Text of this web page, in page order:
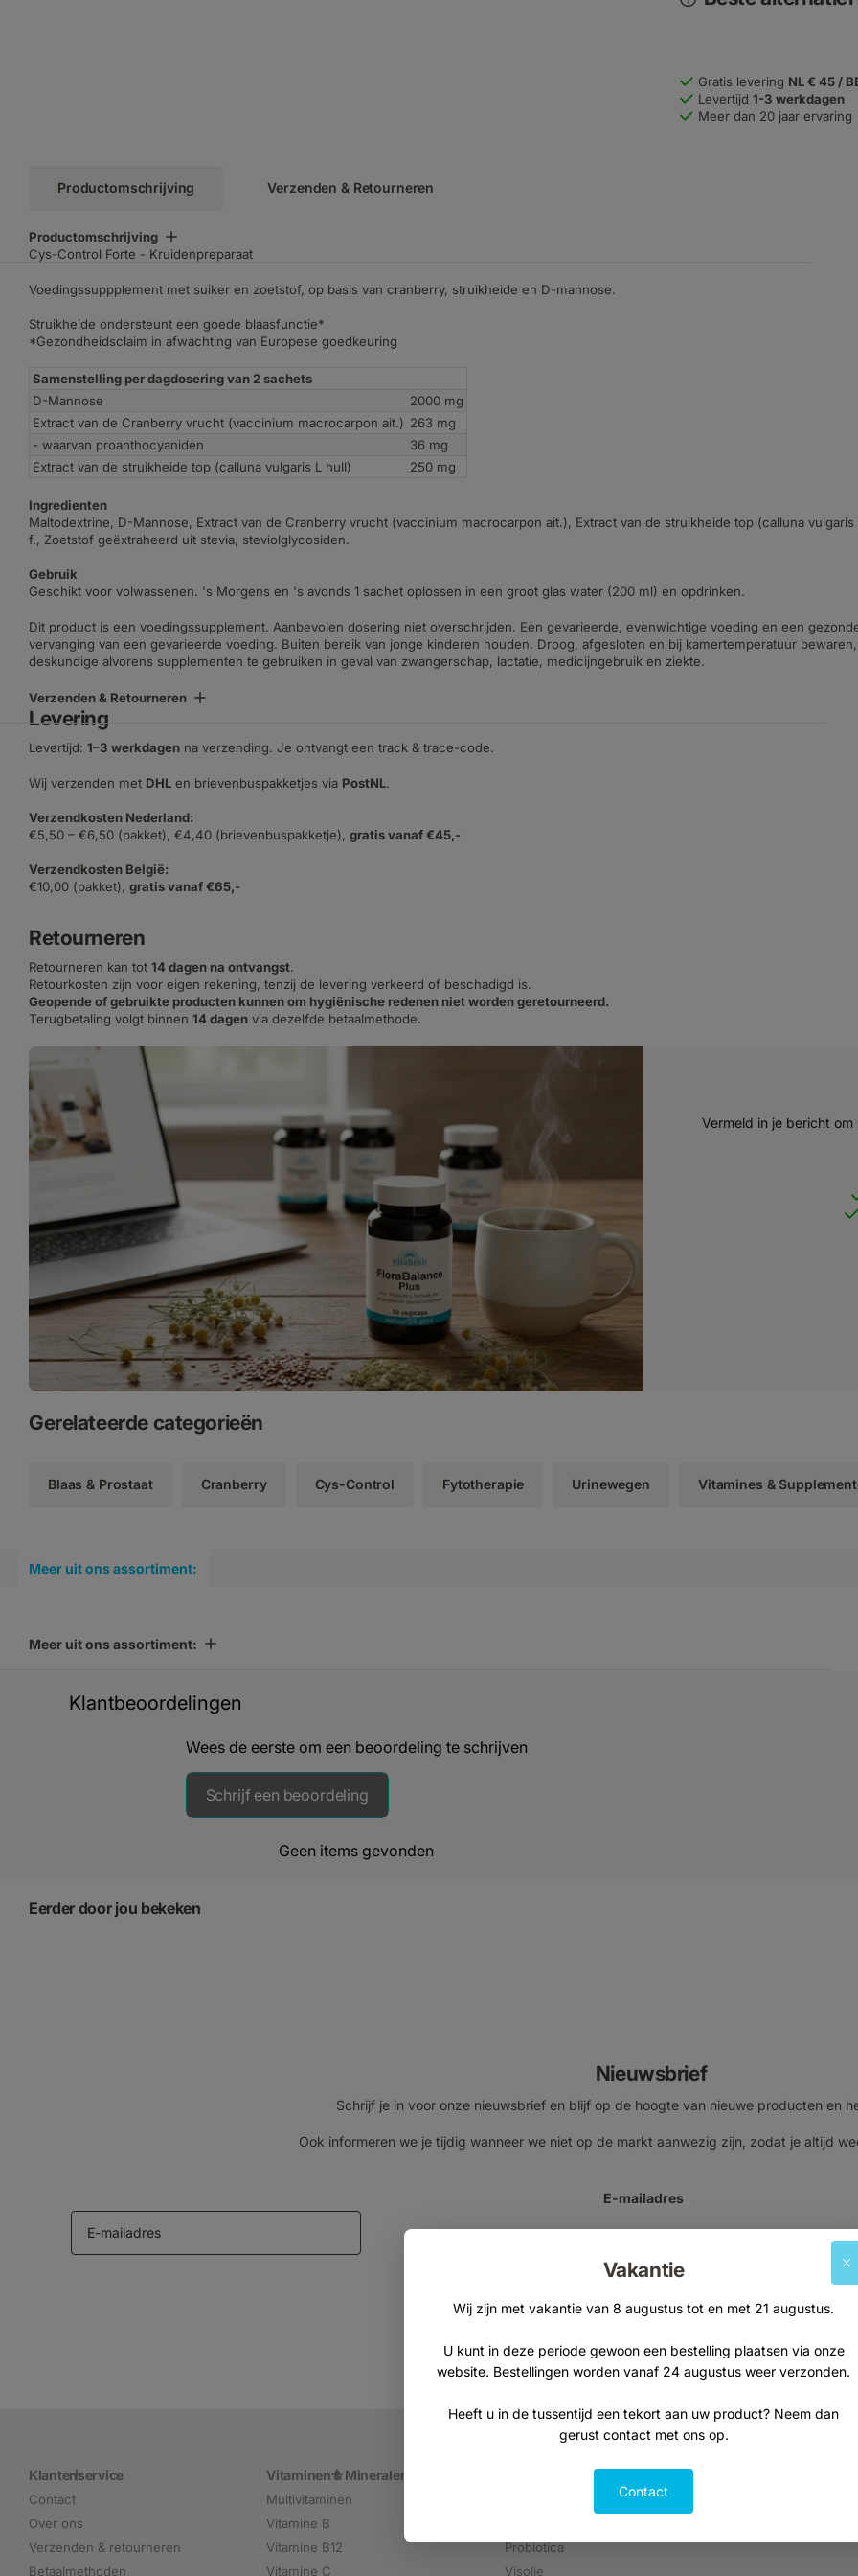
Vakantie
Wij zijn met vakantie van 8 augustus tot en met 21 augustus.
U kunt in deze periode gewoon een bestelling plaatsen via onze
website. Bestellingen worden vanaf 24 augustus weer verzonden.
Heeft u in de tussentijd een tekort aan uw product? Neem dan
gerust contact met ons op.
Contact
Gratis levering NL € 45 /
Levertijd1-3 werkdagen
Meer dan 20 jaar ervaring
Productomschrijving Verzenden & Retourneren
Productomschrijving
Cys-Control Forte - Kruidenpreparaat
Voedingssuppplement met suiker en zoetstof, op basis van cranberry, struikheide en D-mannose.
Struikheide ondersteunt een goede blaasfunctie*
*Gezondheidsclaim in afwachting van Europese goedkeuring
Samenstelling per dagdosering van 2 sachets
D-Mannose
2000 mg
Extract van de Cranberry vrucht (vaccinium macrocarpon ait.) 263 mg
- waarvan proanthocyaniden
36 mg
Extract van de struikheide top (calluna vulgaris L hull)
250 mg
Ingredienten
Maltodextrine, D-Mannose, Extract van de Cranberry vrucht (vaccinium macrocarpon ait.), Extract van de struikheide top (calluna
f., Zoetstof geëxtraheerd uit stevia, steviolglycosiden.
Gebruik
Geschikt voor volwassenen. 's Morgens en 's avonds 1 sachet oplossen in een groot glas water (200 ml) en opdrinken.
Dit product is een voedingssupplement. Aanbevolen dosering niet overschrijden. Een gevarieerde, evenwichtige voeding en een
vervanging van een gevarieerde voeding. Buiten bereik van jonge kinderen houden. Droog, afgesloten en bij kamertemperatuur
deskundige alvorens supplementen te gebruiken in geval van zwangerschap, lactatie, medicijngebruik en ziekte.
Verzenden & Retourneren
Levering
Levertijd: 1–3 werkdagen na verzending. Je ontvangt een track & trace-code.
Wij verzenden met DHL en brievenbuspakketjes via PostNL.
Verzendkosten Nederland:
€5,50 – €6,50 (pakket), €4,40 (brievenbuspakketje), gratis vanaf €45,-
Verzendkosten België:
€10,00 (pakket), gratis vanaf €65,-
Retourneren
Retourneren kan tot 14 dagen na ontvangst.
Retourkosten zijn voor eigen rekening, tenzij de levering verkeerd of beschadigd is.
Geopende of gebruikte producten kunnen om hygiënische redenen niet worden geretourneerd.
Terugbetaling volgt binnen 14 dagen via dezelfde betaalmethode.
Vermeld in je bericht
Gerelateerde categorieën
Blaas & Prostaat Cranberry Cys-Control Fytotherapie Urinewegen Vitamines &
Meer uit ons assortiment:
Meer uit ons assortiment:
Klantbeoordelingen
Wees de eerste om een beoordeling te schrijven
Schrijf een beoordeling
Geen items gevonden
Eerder door jou bekeken
Nieuwsbrief
Schrijf je in voor onze nieuwsbrief en blijf op de hoogte van nieuwe producten en
Ook informeren we je tijdig wanneer we niet op de markt aanwezig zijn, zodat je altijd
E-mailadres
Klantenservice
Contact
Over ons
Verzenden & retourneren
Betaalmethoden
Vitaminen & Mineralen
Multivitaminen
Vitamine B
Vitamine B12
Vitamine C
Supplementen
Probiotica
Visolie